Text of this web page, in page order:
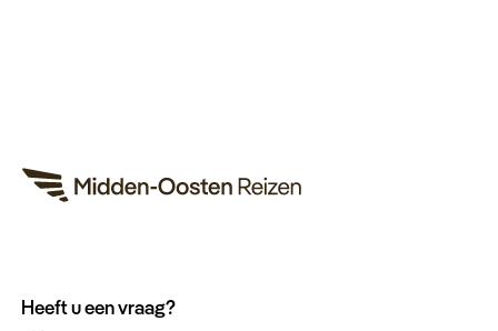
Heeft u een vraag?